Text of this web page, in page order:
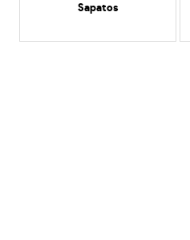
Sapatos